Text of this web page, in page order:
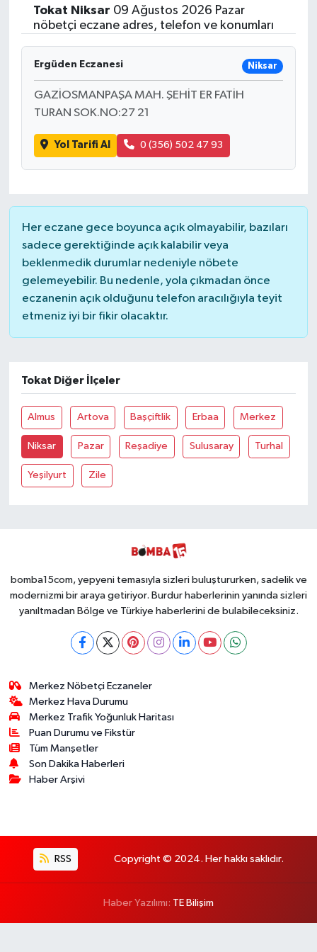
Tokat Niksar 09 Ağustos 2026 Pazar
nöbetçi eczane adres, telefon ve konumları
Ergüden Eczanesi Niksar
GAZİOSMANPAŞA MAH. ŞEHİT ER FATİH
TURAN SOK.NO:27 21
Yol Tarifi Al 0 (356) 502 47 93
Her eczane gece boyunca açık olmayabilir, bazıları
sadece gerektiğinde açık kalabilir veya
beklenmedik durumlar nedeniyle nöbete
gelemeyebilir. Bu nedenle, yola çıkmadan önce
eczanenin açık olduğunu telefon aracılığıyla teyit
etmeniz iyi bir fikir olacaktır.
Tokat Diğer İlçeler
Almus Artova Başçiftlik Erbaa Merkez
Niksar Pazar Reşadiye Sulusaray Turhal
Yeşilyurt Zile
bomba15com, yepyeni temasıyla sizleri buluştururken, sadelik ve
modernizmi bir araya getiriyor. Burdur haberlerinin yanında sizleri
yanıltmadan Bölge ve Türkiye haberlerini de bulabileceksiniz.
Merkez Nöbetçi Eczaneler
Merkez Hava Durumu
Merkez Trafik Yoğunluk Haritası
Puan Durumu ve Fikstür
Tüm Manşetler
Son Dakika Haberleri
Haber Arşivi
RSS Copyright © 2024. Her hakkı saklıdır.
Haber Yazılımı: TE Bilişim
Siyasetçi
Spor
Tebrik
Türkiye